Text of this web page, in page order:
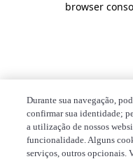
browser
Durante sua navegação,
confirmar sua identidade;
a utilização de nossos
funcionalidade. Alguns
serviços, outros opcionais.